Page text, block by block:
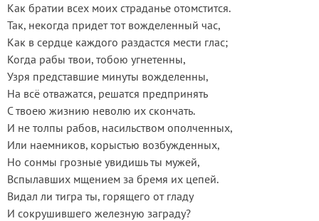
Как братии всех моих страданье отомстится.
Так, некогда придет тот вожделенный час,
Как в сердце каждого раздастся мести глас;
Когда рабы твои, тобою угнетенны,
Узря представшие минуты вожделенны,
На всё отважатся, решатся предпринять
С твоею жизнию неволю их скончать.
И не толпы рабов, насильством ополченных,
Или наемников, корыстью возбужденных,
Но сонмы грозные увидишь ты мужей,
Вспылавших мщением за бремя их цепей.
Видал ли тигра ты, горящего от гладу
И сокрушившего железную заграду?